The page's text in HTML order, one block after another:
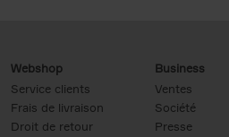
Webshop
Service clients
Frais de livraison
Droit de retour
Business
Ventes
Société
Presse